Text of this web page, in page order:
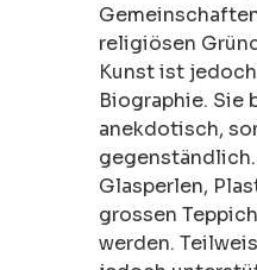
religiösen
Kunst ist
Biographie.
anekdotisch,
Glasperlen,
grossen
werden.